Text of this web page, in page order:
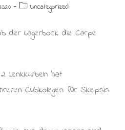
Beitrags-
Uncategorized
der Lagerbock die Carpe
Lenkkurbeln hat
Clubkollegen für Skepsis